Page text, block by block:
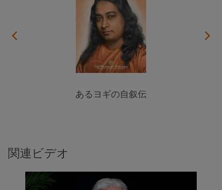
あるヨギの自叙伝
関連ビデオ